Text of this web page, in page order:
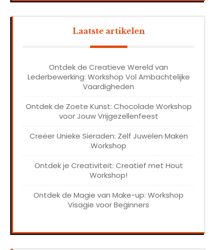
Laatste artikelen
Ontdek de Creatieve Wereld van
Lederbewerking: Workshop Vol Ambachtelijke
Vaardigheden
Ontdek de Zoete Kunst: Chocolade Workshop
voor Jouw Vrijgezellenfeest
Creëer Unieke Sieraden: Zelf Juwelen Maken
Workshop
Ontdek je Creativiteit: Creatief met Hout
Workshop!
Ontdek de Magie van Make-up: Workshop
Visagie voor Beginners